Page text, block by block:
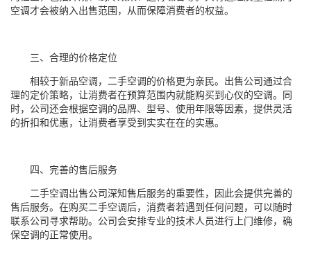
空调才会被纳入出售范围，从而保障消费者的权益。
三、合理的价格定位
相较于新品空调，二手空调的价格更为亲民。出售公司通过合
理的定价策略，让消费者在预算范围内就能购买到心仪的空调。同
时，公司还会根据空调的品牌、型号、使用年限等因素，提供灵活
的折扣和优惠，让消费者享受到实实在在的实惠。
四、完善的售后服务
二手空调出售公司深知售后服务的重要性，因此会提供完善的
售后服务。在购买二手空调后，消费者若遇到任何问题，可以随时
联系公司寻求帮助。公司会安排专业的技术人员进行上门维修，确
保空调的正常使用。